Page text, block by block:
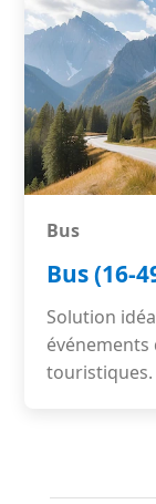
Bus
Bus (16-
Solution
touristiques.